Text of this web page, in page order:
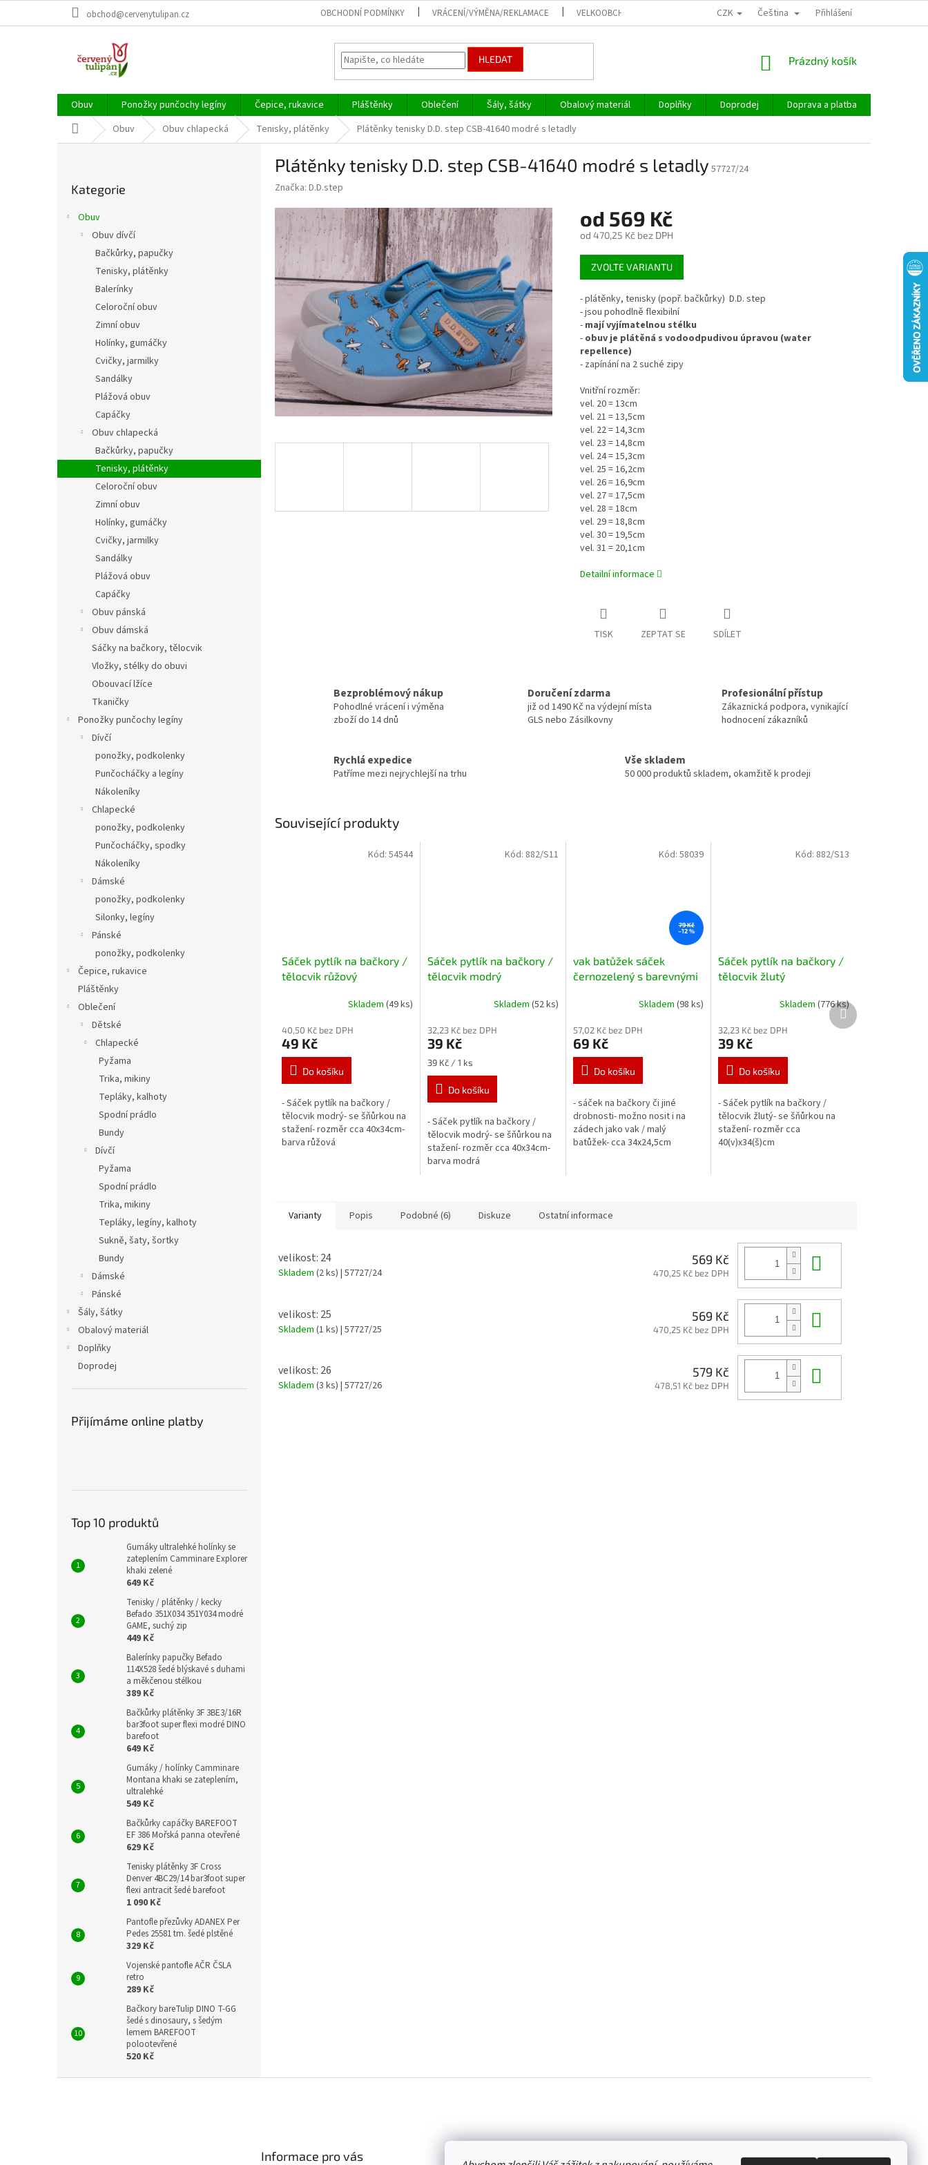
obchod@cervenytulipan.cz OBCHODNÍ PODMÍNKY VRÁCENÍ/VÝMĚNA/REKLAMACE VELKOOBCHOD CZK Čeština Přihlášení
HLEDAT
NÁKUPNÍ
Prázdný košík
Obuv Ponožky punčochy legíny Čepice, rukavice Pláštěnky Oblečení Šály, šátky Obalový materiál Doplňky Doprodej Doprava a platba
Domů Obuv Obuv chlapecká Tenisky, plátěnky Plátěnky tenisky D.D. step CSB-41640 modré s letadly
kategorie
Kategorie
Obuv
Obuv dívčí
Bačkůrky, papučky
Tenisky, plátěnky
Balerínky
Celoroční obuv
Zimní obuv
Holínky, gumáčky
Cvičky, jarmilky
Sandálky
Plážová obuv
Capáčky
Obuv chlapecká
Bačkůrky, papučky
Tenisky, plátěnky
Celoroční obuv
Zimní obuv
Holínky, gumáčky
Cvičky, jarmilky
Sandálky
Plážová obuv
Capáčky
Obuv pánská
Obuv dámská
Sáčky na bačkory, tělocvik
Vložky, stélky do obuvi
Obouvací lžíce
Tkaničky
Ponožky punčochy legíny
Dívčí
ponožky, podkolenky
Punčocháčky a legíny
Nákoleníky
Chlapecké
ponožky, podkolenky
Punčocháčky, spodky
Nákoleníky
Dámské
ponožky, podkolenky
Silonky, legíny
Pánské
ponožky, podkolenky
Čepice, rukavice
Pláštěnky
Oblečení
Dětské
Chlapecké
Pyžama
Trika, mikiny
Tepláky, kalhoty
Spodní prádlo
Bundy
Dívčí
Pyžama
Spodní prádlo
Trika, mikiny
Tepláky, legíny, kalhoty
Sukně, šaty, šortky
Bundy
Dámské
Pánské
Šály, šátky
Obalový materiál
Doplňky
Doprodej
Přijímáme online platby
Top 10 produktů
Gumáky ultralehké holínky se
zateplením Camminare Explorer
khaki zelené
649 Kč
Tenisky / plátěnky / kecky
Befado 351X034 351Y034 modré
GAME, suchý zip
449 Kč
Balerínky papučky Befado
114X528 šedé blýskavé s duhami
a měkčenou stélkou
389 Kč
Bačkůrky plátěnky 3F 3BE3/16R
bar3foot super flexi modré DINO
barefoot
649 Kč
Gumáky / holínky Camminare
Montana khaki se zateplením,
ultralehké
549 Kč
Bačkůrky capáčky BAREFOOT
EF 386 Mořská panna otevřené
629 Kč
Tenisky plátěnky 3F Cross
Denver 4BC29/14 bar3foot super
flexi antracit šedé barefoot
1 090 Kč
Pantofle přezůvky ADANEX Per
Pedes 25581 tm. šedé plstěné
329 Kč
Vojenské pantofle AČR ČSLA
retro
289 Kč
Bačkory bareTulip DINO T-GG
šedé s dinosaury, s šedým
lemem BAREFOOT
polootevřené
520 Kč
Plátěnky tenisky D.D. step CSB-41640 modré s letadly 57727/24
Značka: D.D.step
od 569 Kč
od 470,25 Kčbez DPH
Měrná
cena:
ZVOLTE VARIANTU
- plátěnky, tenisky (popř. bačkůrky) D.D. step
- jsou pohodlně flexibilní
- mají vyjímatelnou stélku
- obuv je plátěná s vodoodpudivou úpravou (water
repellence)
- zapínání na 2 suché zipy
Vnitřní rozměr:
vel. 20 = 13cm
vel. 21 = 13,5cm
vel. 22 = 14,3cm
vel. 23 = 14,8cm
vel. 24 = 15,3cm
vel. 25 = 16,2cm
vel. 26 = 16,9cm
vel. 27 = 17,5cm
vel. 28 = 18cm
vel. 29 = 18,8cm
vel. 30 = 19,5cm
vel. 31 = 20,1cm
Detailní informace
TISK ZEPTAT SE SDÍLET
Bezproblémový nákup
Pohodlné vrácení i výměna
zboží do 14 dnů
Doručení zdarma
již od 1490 Kč na výdejní místa
GLS nebo Zásilkovny
Profesionální přístup
Zákaznická podpora, vynikající
hodnocení zákazníků
Rychlá expedice
Patříme mezi nejrychlejší na trhu
Vše skladem
50 000 produktů skladem, okamžitě k prodeji
Související produkty
Sáček pytlík na bačkory /
tělocvik růžový
Skladem (49 ks)
40,50 Kč bez DPH
49 Kč
Do košíku
- Sáček pytlík na bačkory /
tělocvik modrý- se šňůrkou na
stažení- rozměr cca 40x34cm-
barva růžová
Kód: 54544
Sáček pytlík na bačkory /
tělocvik modrý
Skladem (52 ks)
32,23 Kč bez DPH
39 Kč
Měrná
cena:
39 Kč / 1 ks
Do košíku
- Sáček pytlík na bačkory /
tělocvik modrý- se šňůrkou na
stažení- rozměr cca 40x34cm-
barva modrá
Kód: 882/S11
79 Kč
–12 %
vak batůžek sáček
černozelený s barevnými
Skladem(98 ks)
57,02 Kč bez DPH
69 Kč
Do košíku
- sáček na bačkory či jiné
drobnosti- možno nosit i na
zádech jako vak / malý
batůžek- cca 34x24,5cm
Kód:58039
Sáček pytlík na bačkory /
tělocvik žlutý
Skladem (776 ks)
32,23 Kč bez DPH
39 Kč
Do košíku
- Sáček pytlík na bačkory /
tělocvik žlutý- se šňůrkou na
stažení- rozměr cca
40(v)x34(š)cm
Kód: 882/S13
Další
produkt
Varianty Popis Podobné (6) Diskuze Ostatní informace
velikost: 24
Skladem (2 ks) | 57727/24
569 Kč
470,25 Kč bez DPH
velikost: 25
Skladem (1 ks) | 57727/25
569 Kč
470,25 Kč bez DPH
velikost: 26
Skladem (3 ks) | 57727/26
579 Kč
478,51 Kč bez DPH
Informace pro vás